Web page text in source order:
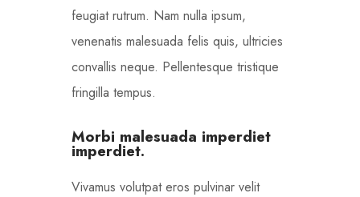
feugiat rutrum. Nam nulla ipsum,
venenatis malesuada felis quis, ultricies
convallis neque. Pellentesque tristique
fringilla tempus.
Morbi malesuada imperdiet
imperdiet.
Vivamus volutpat eros pulvinar velit